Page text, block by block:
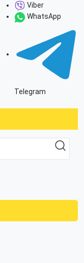
Viber
WhatsApp
Telegram